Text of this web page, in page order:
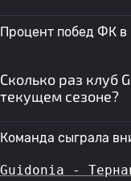
Процент побед ФК в
Сколько раз клуб
текущем сезоне?
Команда сыграла
Guidonia -